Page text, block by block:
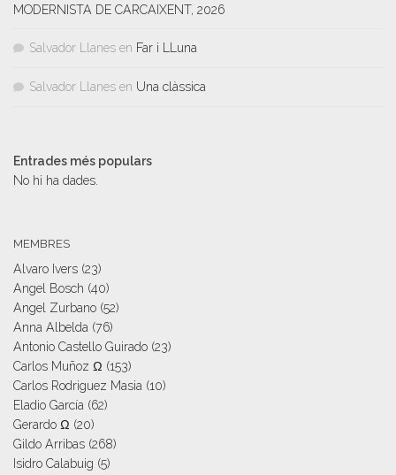
MODERNISTA DE CARCAIXENT, 2026
Salvador Llanes en Far i LLuna
Salvador Llanes en Una clàssica
Entrades més populars
No hi ha dades.
MEMBRES
Alvaro Ivers (23)
Angel Bosch (40)
Angel Zurbano (52)
Anna Albelda (76)
Antonio Castello Guirado (23)
Carlos Muñoz Ω (153)
Carlos Rodriguez Masia (10)
Eladio García (62)
Gerardo Ω (20)
Gildo Arribas (268)
Isidro Calabuig (5)